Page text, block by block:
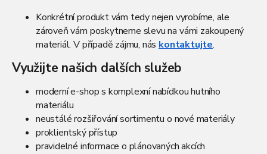
s
u
Konkrétní produkt vám tedy nejen vyrobíme, ale
zároveň vám poskytneme slevu na vámi zakoupený
materiál. V případě zájmu, nás kontaktujte.
Využijte našich dalších služeb
moderní e-shop s komplexní nabídkou hutního
materiálu
neustálé rozšiřování sortimentu o nové materiály
proklientský přístup
pravidelné informace o plánovaných akcích